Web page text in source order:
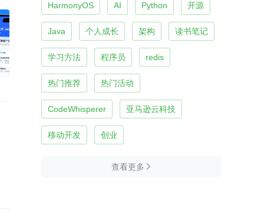
HarmonyOS AI Python 开源
Java 个人成长 架构 读书笔记
学习方法 程序员 redis
热门推荐 热门活动
CodeWhisperer 亚马逊云科技
移动开发 创业
查看更多 